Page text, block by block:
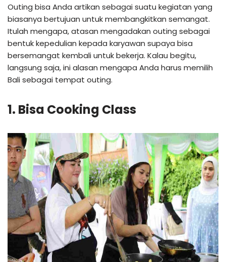
Outing bisa Anda artikan sebagai suatu kegiatan yang
biasanya bertujuan untuk membangkitkan semangat.
Itulah mengapa, atasan mengadakan outing sebagai
bentuk kepedulian kepada karyawan supaya bisa
bersemangat kembali untuk bekerja. Kalau begitu,
langsung saja, ini alasan mengapa Anda harus memilih
Bali sebagai tempat outing.
1. Bisa Cooking Class